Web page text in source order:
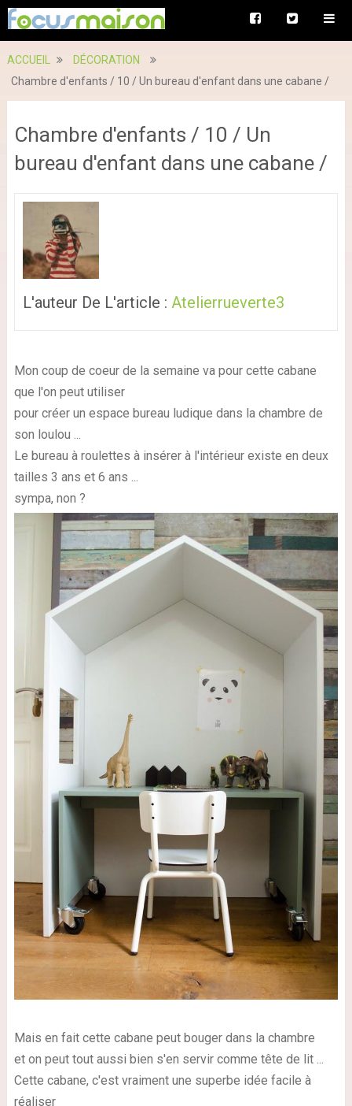
ACCUEIL
DÉCORATION
Chambre d'enfants / 10 / Un bureau d'enfant dans une cabane /
Chambre d'enfants / 10 / Un
bureau d'enfant dans une cabane /
L'auteur De L'article : Atelierrueverte3
Mon coup de coeur de la semaine va pour cette cabane
que l'on peut utiliser
pour créer un espace bureau ludique dans la chambre de
son loulou ...
Le bureau à roulettes à insérer à l'intérieur existe en deux
tailles 3 ans et 6 ans ...
sympa, non ?
Mais en fait cette cabane peut bouger dans la chambre
et on peut tout aussi bien s'en servir comme tête de lit ...
Cette cabane, c'est vraiment une superbe idée facile à
réaliser